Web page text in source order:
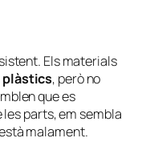
Els materials
plàstics, però no
que es
les parts, em sembla
malament.